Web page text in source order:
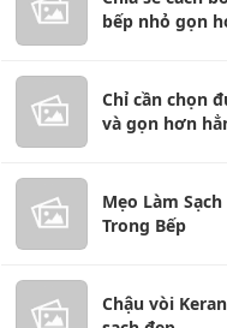
bếp nhỏ gọn
Chỉ cần chọn
và gọn hơn
Mẹo Làm
Trong Bếp
Chậu vòi